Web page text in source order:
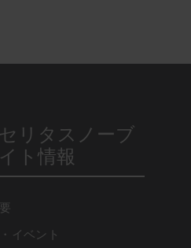
リタスノーブ
ト情報
イベント